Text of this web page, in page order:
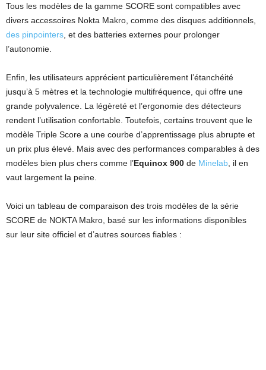
Tous les modèles de la gamme SCORE sont compatibles avec
divers accessoires Nokta Makro, comme des disques additionnels,
des pinpointers , et des batteries externes pour prolonger
l’autonomie.
Enfin, les utilisateurs apprécient particulièrement l’étanchéité
jusqu’à 5 mètres et la technologie multifréquence, qui offre une
grande polyvalence. La légèreté et l’ergonomie des détecteurs
rendent l’utilisation confortable. Toutefois, certains trouvent que le
modèle Triple Score a une courbe d’apprentissage plus abrupte et
un prix plus élevé. Mais avec des performances comparables à des
modèles bien plus chers comme l’Equinox 900 de Minelab , il en
vaut largement la peine.
Voici un tableau de comparaison des trois modèles de la série
SCORE de NOKTA Makro, basé sur les informations disponibles
sur leur site officiel et d’autres sources fiables :